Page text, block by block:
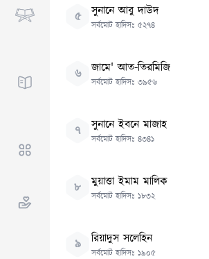
৫ সুনানে আবু দাউদ
সর্বমোট হাদিসঃ ৫২৭৪
৬ জামে' আত-তিরমিজি
সর্বমোট হাদিসঃ ৩৯৫৬
৭ সুনানে ইবনে মাজাহ
সর্বমোট হাদিসঃ ৪৩৪১
৮ মুয়াত্তা ইমাম মালিক
সর্বমোট হাদিসঃ ১৮৩২
৯ রিয়াদুস সলেহিন
সর্বমোট হাদিসঃ ১৯০৫